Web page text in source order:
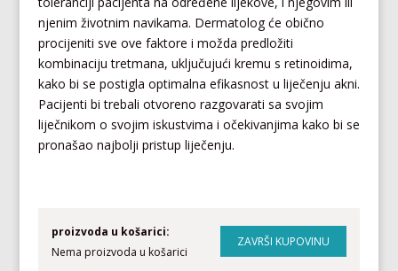
njenim životnim navikama. Dermatolog će obično
procijeniti sve ove faktore i možda predložiti
kombinaciju tretmana, uključujući kremu s retinoidima,
kako bi se postigla optimalna efikasnost u liječenju akni.
Pacijenti bi trebali otvoreno razgovarati sa svojim
liječnikom o svojim iskustvima i očekivanjima kako bi se
pronašao najbolji pristup liječenju.
proizvoda u košarici:
Nema proizvoda u košarici